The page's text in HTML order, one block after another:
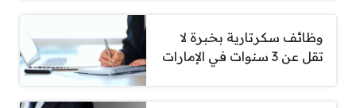
وظائف سكرتارية بخبرة لا
تقل عن 3 سنوات في الإمارات